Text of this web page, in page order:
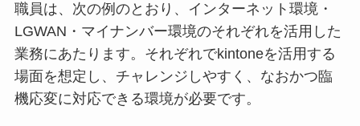
職員は、次の例のとおり、インターネット環境・
LGWAN・マイナンバー環境のそれぞれを活用した
業務にあたります。それぞれでkintoneを活用する
場面を想定し、チャレンジしやすく、なおかつ臨
機応変に対応できる環境が必要です。